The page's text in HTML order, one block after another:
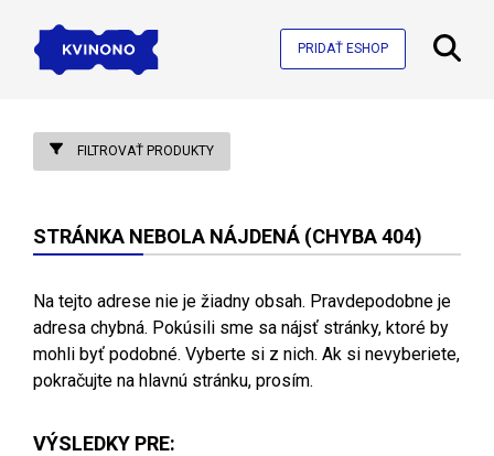
PRIDAŤ ESHOP
FILTROVAŤ PRODUKTY
STRÁNKA NEBOLA NÁJDENÁ (CHYBA 404)
Na tejto adrese nie je žiadny obsah. Pravdepodobne je
adresa chybná. Pokúsili sme sa nájsť stránky, ktoré by
mohli byť podobné. Vyberte si z nich. Ak si nevyberiete,
pokračujte na hlavnú stránku, prosím.
VÝSLEDKY PRE: